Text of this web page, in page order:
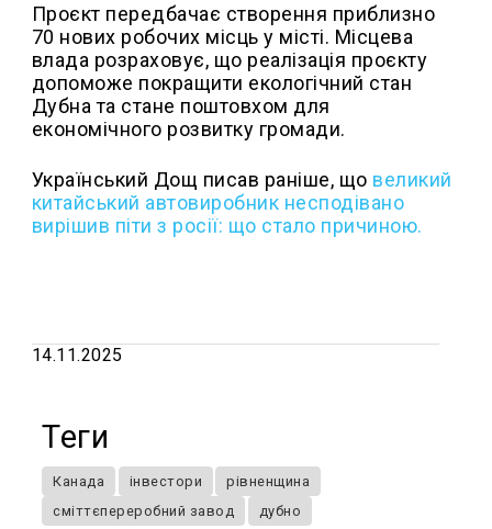
Проєкт передбачає створення приблизно
70 нових робочих місць у місті. Місцева
влада розраховує, що реалізація проєкту
допоможе покращити екологічний стан
Дубна та стане поштовхом для
економічного розвитку громади.
Український Дощ писав раніше, що великий
китайський автовиробник несподівано
вирішив піти з росії: що стало причиною.
14.11.2025
Теги
Канада інвестори
рівненщина
сміттєпереробний завод
дубно